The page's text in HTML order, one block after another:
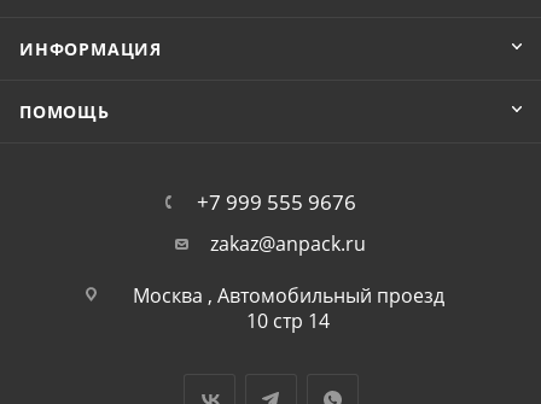
ИНФОРМАЦИЯ
ПОМОЩЬ
+7 999 555 9676
zakaz@anpack.ru
Москва , Автомобильный проезд
10 стр 14